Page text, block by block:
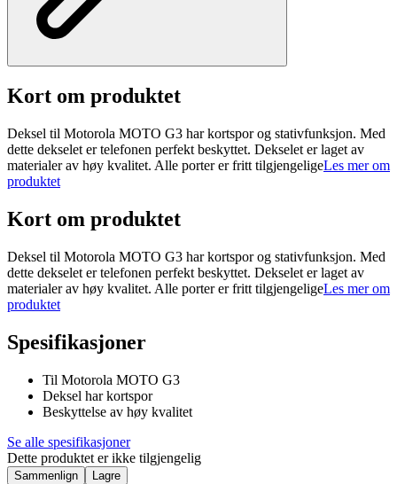
Kort om produktet
Deksel til Motorola MOTO G3 har kortspor og stativfunksjon. Med
dette dekselet er telefonen perfekt beskyttet. Dekselet er laget av
materialer av høy kvalitet. Alle porter er fritt tilgjengeligeLes mer om
produktet
Kort om produktet
Deksel til Motorola MOTO G3 har kortspor og stativfunksjon. Med
dette dekselet er telefonen perfekt beskyttet. Dekselet er laget av
materialer av høy kvalitet. Alle porter er fritt tilgjengeligeLes mer om
produktet
Spesifikasjoner
Til Motorola MOTO G3
Deksel har kortspor
Beskyttelse av høy kvalitet
Se alle spesifikasjoner
Dette produktet er ikke tilgjengelig
Sammenlign Lagre